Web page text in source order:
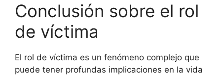
Conclusión sobre el rol
de víctima
El rol de víctima es un fenómeno complejo que
puede tener profundas implicaciones en la vida